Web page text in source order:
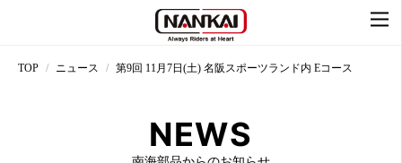
TOP ニュース 第9回 11月7日(土) 名阪スポーツランド内 Eコース
NEWS